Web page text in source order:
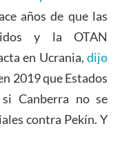
años de que las
y la OTAN
en Ucrania,dijo
2019 que Estados
Canberra no se
contra Pekín. Y